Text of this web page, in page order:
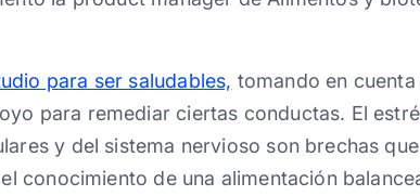
para ser saludables, tomando en
para remediar ciertas conductas. El
y del sistema nervioso son brechas
conocimiento de una alimentación